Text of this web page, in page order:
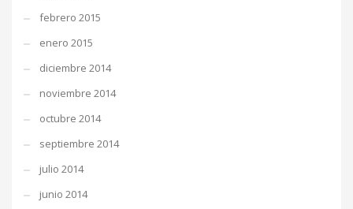
febrero 2015
enero 2015
diciembre 2014
noviembre 2014
octubre 2014
septiembre 2014
julio 2014
junio 2014